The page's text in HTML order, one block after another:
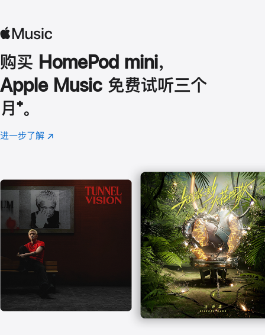
购买 HomePod mini，
Apple Music 免费试听三个
月 脚
注
⁺。
进一步了解 Apple
(在
口
中
打
开)